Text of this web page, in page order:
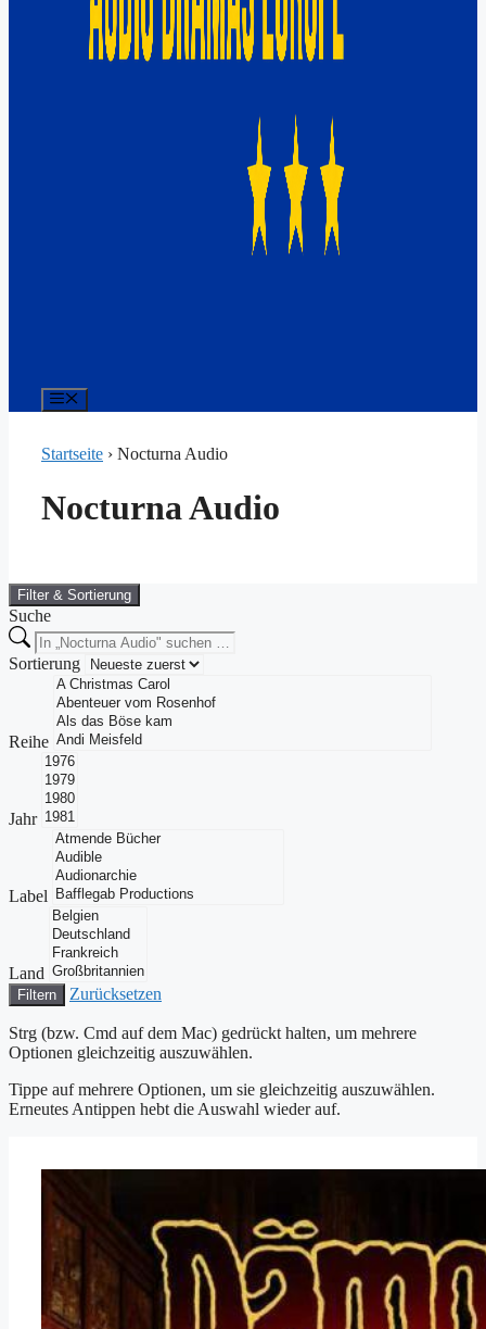
Startseite › Nocturna Audio
Nocturna Audio
Filter & Sortierung
Suche
Sortierung
Reihe
Jahr
Label
Land
Filtern Zurücksetzen
Strg (bzw. Cmd auf dem Mac) gedrückt halten, um mehrere
Optionen gleichzeitig auszuwählen.
Tippe auf mehrere Optionen, um sie gleichzeitig auszuwählen.
Erneutes Antippen hebt die Auswahl wieder auf.